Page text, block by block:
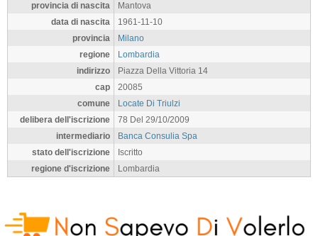
provincia di nascita
Mantova
data di nascita
1961-11-10
provincia
Milano
regione
Lombardia
indirizzo
Piazza Della Vittoria 14
cap
20085
comune
Locate Di Triulzi
delibera dell'iscrizione
78 Del 29/10/2009
intermediario
Banca Consulia Spa
stato dell'iscrizione
Iscritto
regione d'iscrizione
Lombardia